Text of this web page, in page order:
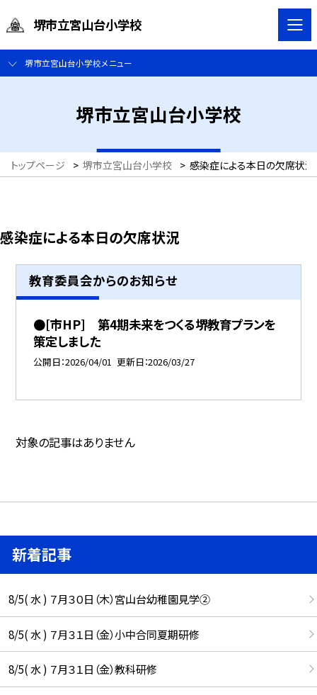
堺市立宮山台小学校
堺市立宮山台小学校メニュー
堺市立宮山台小学校
トップページ > 堺市立宮山台小学校 > 感染症による本日の欠席状況
感染症による本日の欠席状況
教育委員会からのお知らせ
●[市HP] 第4期未来をつくる堺教育プランを
策定しました
公開日 2026/04/01 更新日 2026/03/27
対象の記事はありません
新着記事
8/5( 水 ) ７月３０日（木）宮山台幼稚園見学②
8/5( 水 ) ７月３１日（金）小中合同夏期研修
8/5( 水 ) ７月３１日（金）教科研修